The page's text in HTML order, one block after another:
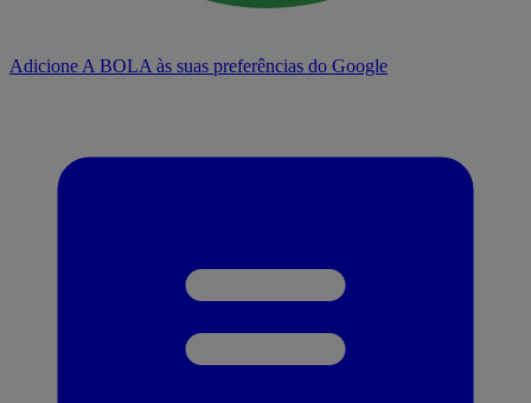
Adicione A BOLA às suas preferências do Google